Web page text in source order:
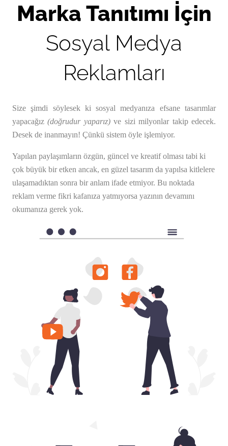
Marka Tanıtımı İçin
Sosyal Medya
Reklamları
Size şimdi söylesek ki sosyal medyanıza efsane tasarımlar
yapacağız(doğrudur yaparız)ve sizi milyonlar takip edecek.
Desek de inanmayın! Çünkü sistem öyle işlemiyor.
Yapılan paylaşımların özgün, güncel ve kreatif olması tabi ki
çok büyük bir etken ancak, en güzel tasarım da yapılsa kitlelere
ulaşamadıktan sonra bir anlam ifade etmiyor. Bu noktada
reklam verme fikri kafanıza yatmıyorsa yazının devamını
okumanıza gerek yok.